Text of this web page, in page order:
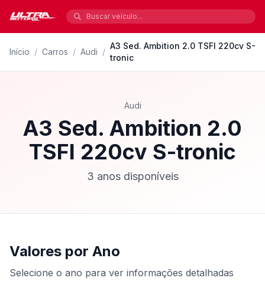
Início / Carros / Audi /
A3 Sed. Ambition 2.0 TSFI 220cv S-
tronic
Audi
A3 Sed. Ambition 2.0
TSFI 220cv S-tronic
3 anos disponíveis
Valores por Ano
Selecione o ano para ver informações detalhadas